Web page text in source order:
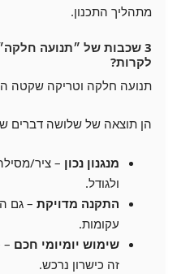
מתהליך התכנון.
3 שכבות של ״תנועה
לקרות?
תנועה חלקה וטריקה שקטה
הן תוצאה של שלושה דברים
מנגנון נכון – ציר/
ולגודל.
התקנה מדויקת – גם
עקומות.
שימוש יומיומי חכם –
זה כישרון נרכש.